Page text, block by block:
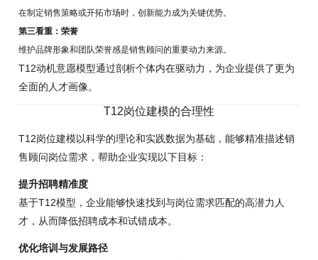
在制定销售策略或开拓市场时，创新能力成为关键优势。
第三看重：荣誉
维护品牌形象和团队荣誉感是销售顾问的重要动力来源。
T12动机意愿模型通过剖析个体内在驱动力，为企业提供了更为
全面的人才画像。
T12岗位建模的合理性
T12岗位建模以科学的理论和实践数据为基础，能够精准描述销
售顾问岗位需求，帮助企业实现以下目标：
提升招聘精准度
基于T12模型，企业能够快速找到与岗位需求匹配的高潜力人
才，从而降低招聘成本和试错成本。
优化培训与发展路径